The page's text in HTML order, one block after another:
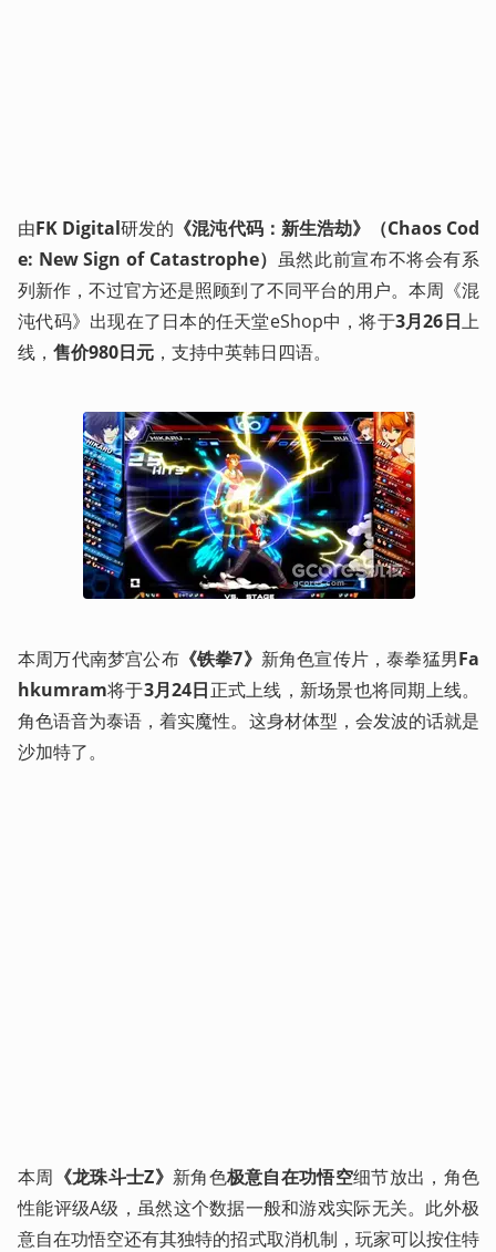
由FK Digital研发的 《混沌代码：新生浩劫》（Chaos Cod
e: New Sign of Catastrophe） 虽然此前宣布不将会有系
列新作，不过官方还是照顾到了不同平台的用户。本周《混
沌代码》出现在了日本的任天堂eShop中，将于3月26日上
线， 售价980日元 ，支持中英韩日四语。
本周万代南梦宫公布《铁拳7》 新角色宣传片，泰拳猛男Fa
hkumram将于3月24日正式上线，新场景也将同期上线。
角色语音为泰语，着实魔性。这身材体型，会发波的话就是
沙加特了。
本周 《龙珠斗士Z》 新角色极意自在功悟空细节放出，角色
性能评级A级，虽然这个数据一般和游戏实际无关。此外极
意自在功悟空还有其独特的招式取消机制，玩家可以按住特